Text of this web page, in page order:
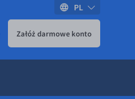
Załóż darmowe konto
PL